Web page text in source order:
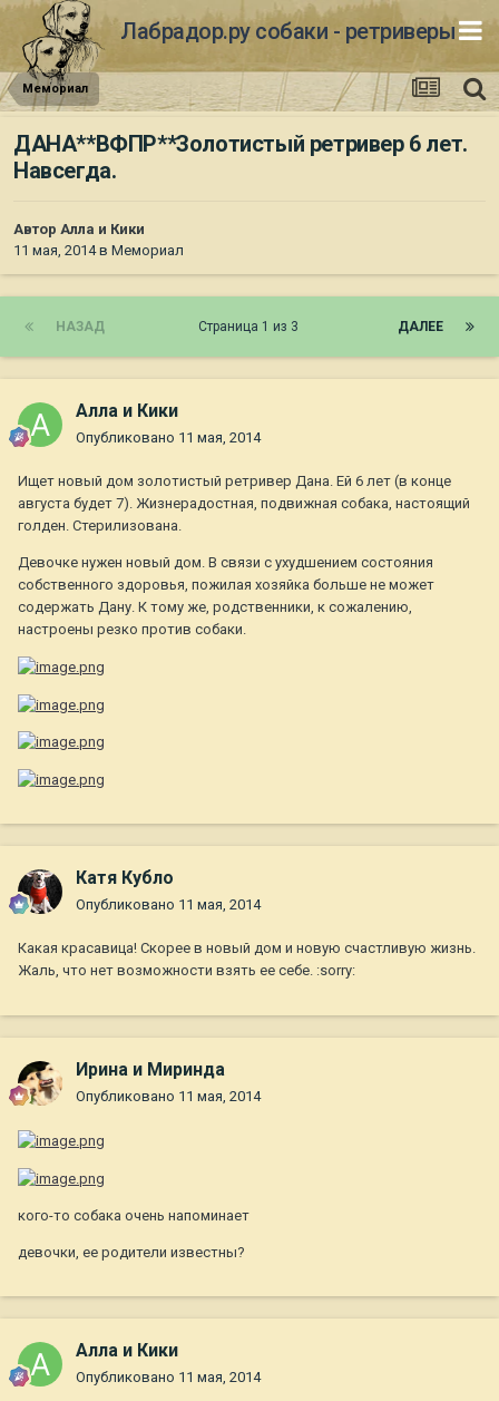
Лабрадор.ру собаки - ретриверы
Мемориал
ДАНА**ВФПР**Золотистый ретривер 6 лет.
Навсегда.
Автор Алла и Кики
11 мая, 2014в Мемориал
НАЗАД ДАЛЕЕ
Страница 1 из 3
Алла и Кики
Опубликовано 11 мая, 2014
Ищет новый дом золотистый ретривер Дана. Ей 6 лет (в конце
августа будет 7). Жизнерадостная, подвижная собака, настоящий
голден. Стерилизована.
Девочке нужен новый дом. В связи с ухудшением состояния
собственного здоровья, пожилая хозяйка больше не может
содержать Дану. К тому же, родственники, к сожалению,
настроены резко против собаки.
Катя Кубло
Опубликовано 11 мая, 2014
Какая красавица! Скорее в новый дом и новую счастливую жизнь.
Жаль, что нет возможности взять ее себе. :sorry:
Ирина и Миринда
Опубликовано 11 мая, 2014
кого-то собака очень напоминает
девочки, ее родители известны?
Алла и Кики
Опубликовано 11 мая, 2014